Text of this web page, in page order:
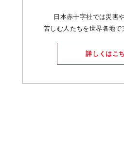
日本赤十字社では災害
苦しむ人たちを世界各地で
詳しくはこ